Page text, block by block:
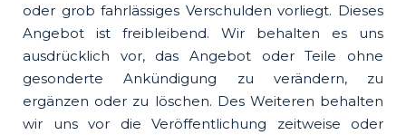
oder grob fahrlässiges Verschulden vorliegt. Dieses
Angebot ist freibleibend. Wir behalten es uns
ausdrücklich vor, das Angebot oder Teile ohne
gesonderte Ankündigung zu verändern, zu
ergänzen oder zu löschen. Des Weiteren behalten
wir uns vor die Veröffentlichung zeitweise oder